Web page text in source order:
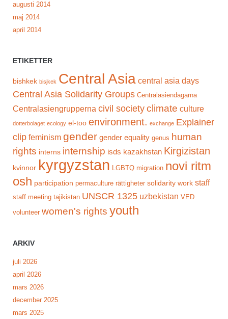
augusti 2014
maj 2014
april 2014
ETIKETTER
bishkek bisjkek Central Asia central asia days
Central Asia Solidarity Groups Centralasiendagarna
Centralasiengrupperna civil society climate culture
dotterbolaget ecology el-too environment. exchange Explainer
clip feminism gender gender equality genus human
rights interns internship isds kazakhstan Kirgizistan
kvinnor kyrgyzstan LGBTQ migration novi ritm
osh participation permaculture rättigheter solidarity work staff
staff meeting tajikistan UNSCR 1325 uzbekistan VED
volunteer women's rights youth
ARKIV
juli 2026
april 2026
mars 2026
december 2025
mars 2025